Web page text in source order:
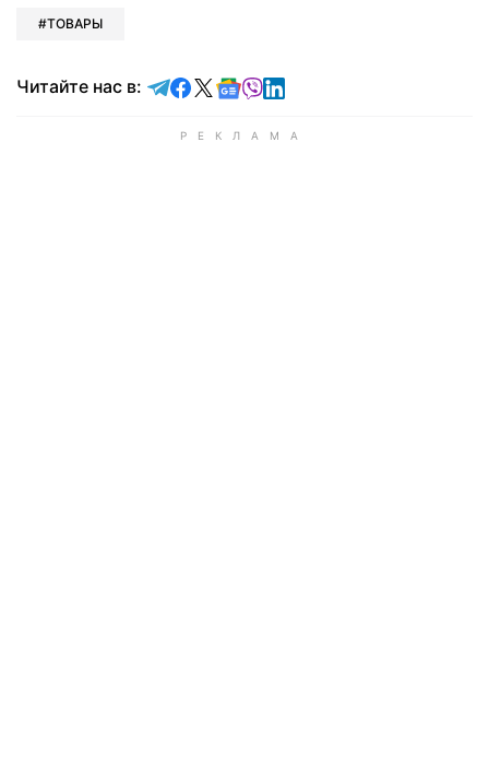
ТОВАРЫ
Читайте нас в: Читайте в Telegram
Читайте в Facebook
Читайте в X
Читайте в Google news
Читайте в Viber
Читайте в LinkedIn